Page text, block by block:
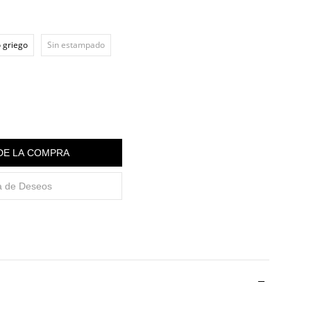
griego Sin estampado
LA COMPRA
de Deseos